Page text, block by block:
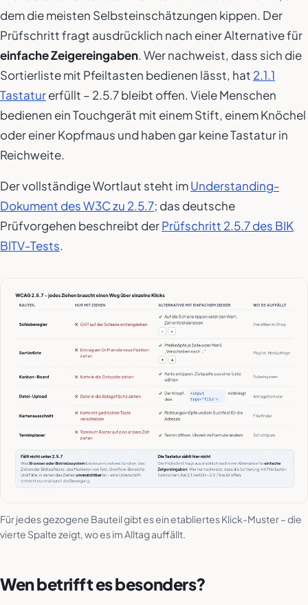
dem die meisten Selbsteinschätzungen kippen. Der
Prüfschritt fragt ausdrücklich nach einer Alternative für
einfache Zeigereingaben. Wer nachweist, dass sich die
Sortierliste mit Pfeiltasten bedienen lässt, hat 2.1.1
Tastaturerfüllt – 2.5.7 bleibt offen. Viele Menschen
bedienen ein Touchgerät mit einem Stift, einem Knöchel
oder einer Kopfmaus und haben gar keine Tastatur in
Reichweite.
Der vollständige Wortlaut steht imUnderstanding-
Dokument des W3C zu 2.5.7; das deutsche
Prüfvorgehen beschreibt derPrüfschritt 2.5.7 des BIK
BITV-Tests.
Für jedes gezogene Bauteil gibt es ein etabliertes Klick-Muster – die
vierte Spalte zeigt, wo es im Alltag auffällt.
Wen betrifft es besonders?